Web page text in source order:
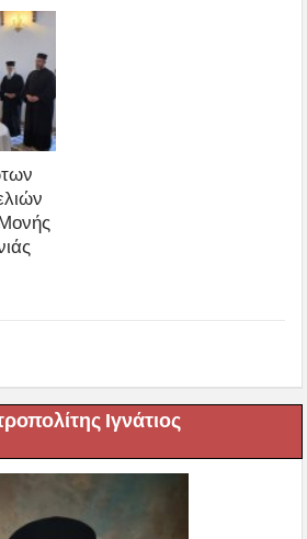
Ιγνάτιος